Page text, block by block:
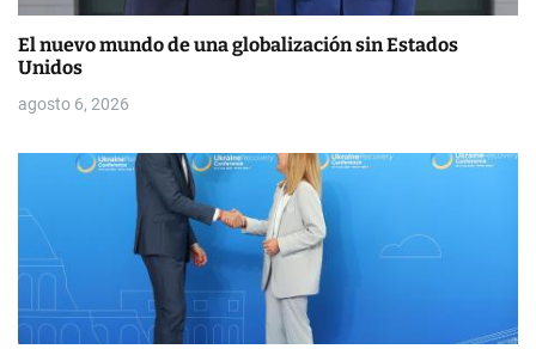
r
a
d
a
El nuevo mundo de una globalización sin Estados
Unidos
agosto 6, 2026